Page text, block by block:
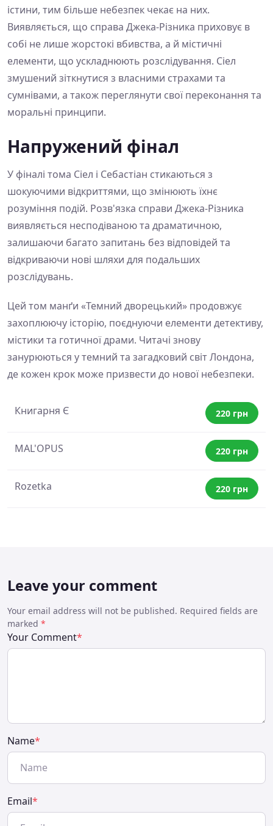
істини, тим більше небезпек чекає на них.
Виявляється, що справа Джека-Різника приховує в
собі не лише жорстокі вбивства, а й містичні
елементи, що ускладнюють розслідування. Сіел
змушений зіткнутися з власними страхами та
сумнівами, а також переглянути свої переконання та
моральні принципи.
Напружений фінал
У фіналі тома Сіел і Себастіан стикаються з
шокуючими відкриттями, що змінюють їхнє
розуміння подій. Розв'язка справи Джека-Різника
виявляється несподіваною та драматичною,
залишаючи багато запитань без відповідей та
відкриваючи нові шляхи для подальших
розслідувань.
Цей том манґи «Темний дворецький» продовжує
захоплюючу історію, поєднуючи елементи детективу,
містики та готичної драми. Читачі знову
занурюються у темний та загадковий світ Лондона,
де кожен крок може призвести до нової небезпеки.
Книгарня Є 220 грн
MAL'OPUS 220 грн
Rozetka 220 грн
Leave your comment
Your email address will not be published. Required fields are
marked *
Your Comment*
Name*
Email*